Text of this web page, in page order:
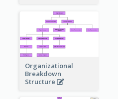
Organizational
Breakdown
Structure